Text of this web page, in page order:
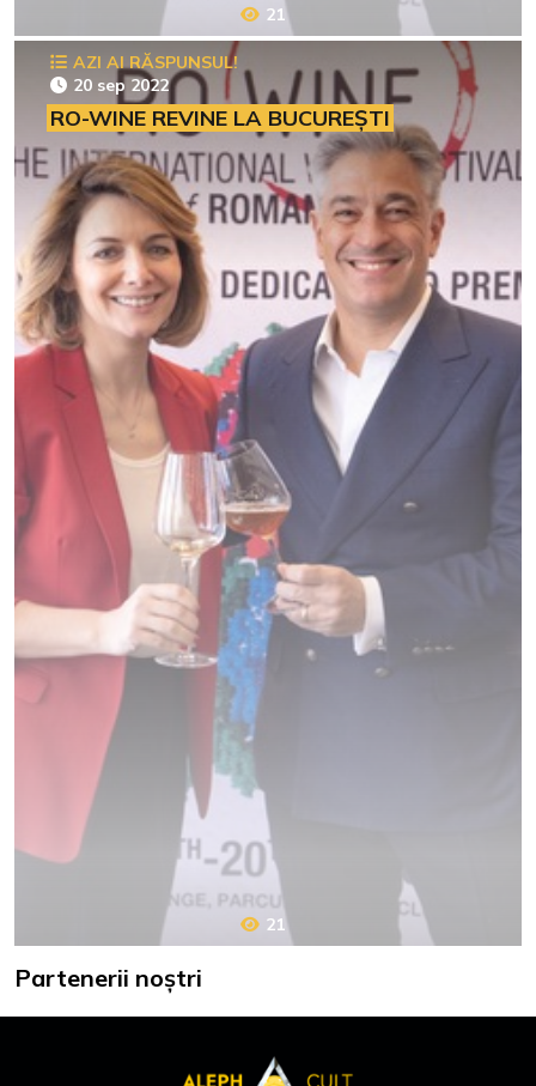
21
AZI AI RĂSPUNSUL!
20 sep 2022
RO-WINE REVINE LA BUCUREȘTI
21
Partenerii noștri